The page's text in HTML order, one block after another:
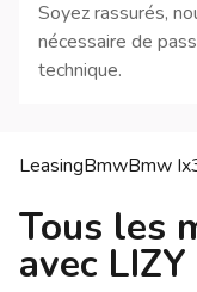
LeasingBmwBmw
Tous les
avec LIZY
Soyez rassurés,
nécessaire de
technique.